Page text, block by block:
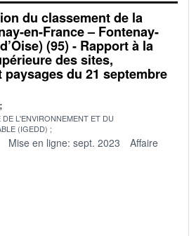
du classement de la
en-France – Fontenay-
(95) - Rapport à la
des sites,
du 21 septembre
L'ENVIRONNEMENT ET DU
(IGEDD)
Mise en ligne: sept. 2023
Affaire